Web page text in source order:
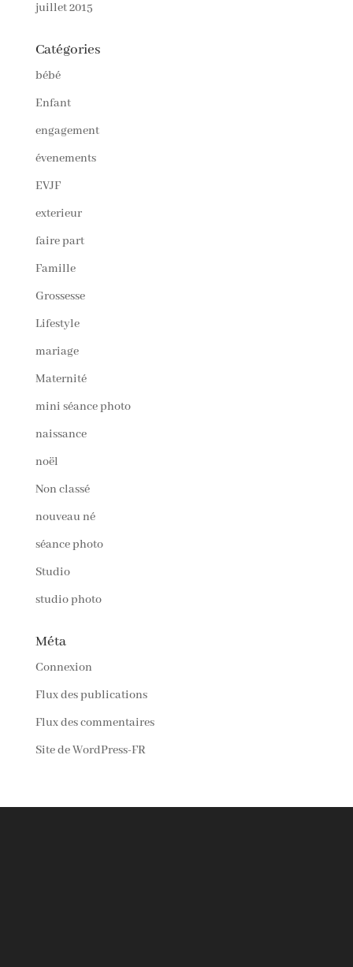
juillet 2015
Catégories
bébé
Enfant
engagement
évenements
EVJF
exterieur
faire part
Famille
Grossesse
Lifestyle
mariage
Maternité
mini séance photo
naissance
noël
Non classé
nouveau né
séance photo
Studio
studio photo
Méta
Connexion
Flux des publications
Flux des commentaires
Site de WordPress-FR